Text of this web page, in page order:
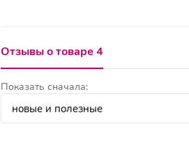
Отзывы о товаре 4
Показать сначала: